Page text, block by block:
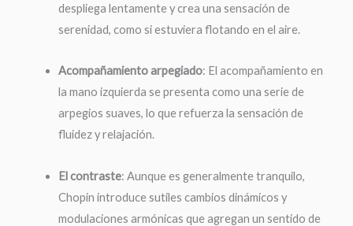
despliega lentamente y crea una sensación de
serenidad, como si estuviera flotando en el aire.
Acompañamiento arpegiado: El acompañamiento en
la mano izquierda se presenta como una serie de
arpegios suaves, lo que refuerza la sensación de
fluidez y relajación.
El contraste: Aunque es generalmente tranquilo,
Chopin introduce sutiles cambios dinámicos y
modulaciones armónicas que agregan un sentido de